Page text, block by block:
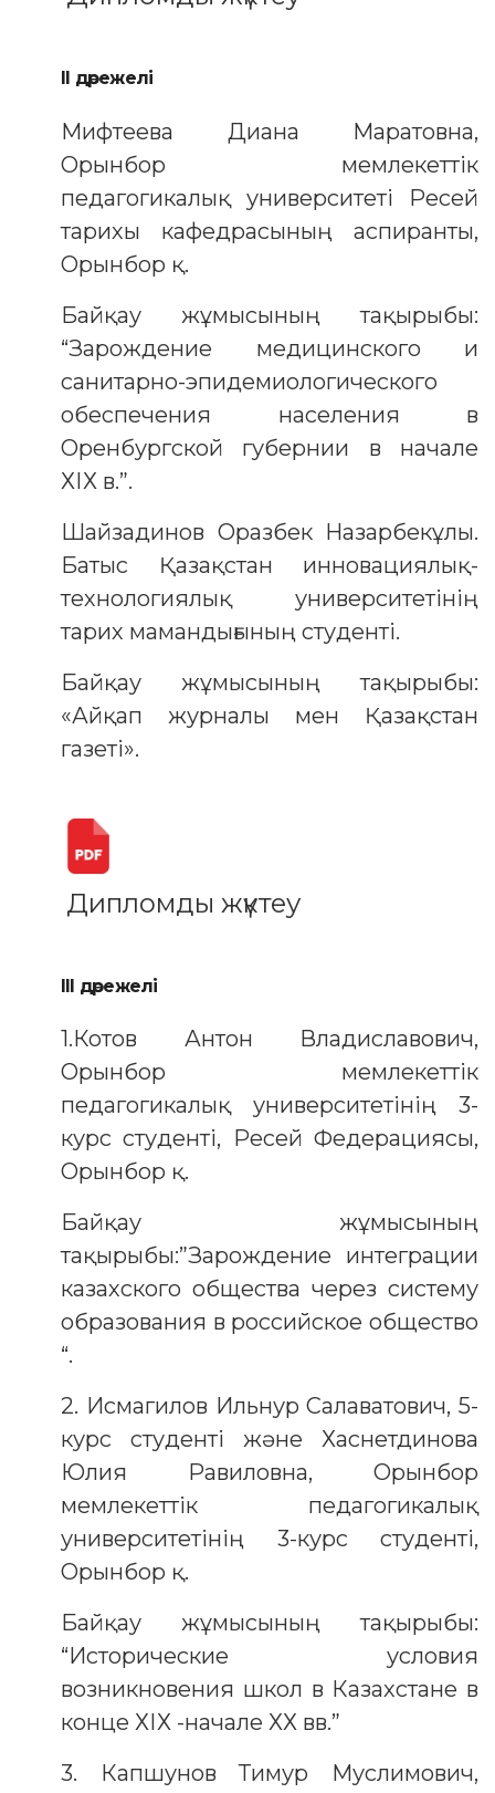
II дәрежелі
Мифтеева Диана Маратовна,
Орынбор мемлекеттік
педагогикалық университеті Ресей
тарихы кафедрасының аспиранты,
Орынбор қ.
Байқау жұмысының тақырыбы:
“Зарождение медицинского и
санитарно-эпидемиологического
обеспечения населения в
Оренбургской губернии в начале
ХІХ в.”.
Шайзадинов Оразбек Назарбекұлы.
Батыс Қазақстан инновациялық-
технологиялық университетінің
тарих мамандығының студенті.
Байқау жұмысының тақырыбы:
«Айқап журналы мен Қазақстан
газеті».
Дипломды жүктеу
III дәрежелі
1.Котов Антон Владиславович,
Орынбор мемлекеттік
педагогикалық университетінің 3-
курс студенті, Ресей Федерациясы,
Орынбор қ.
Байқау жұмысының
тақырыбы:”Зарождение интеграции
казахского общества через систему
образования в российское общество
“.
2. Исмагилов Ильнур Салаватович, 5-
курс студенті және Хаснетдинова
Юлия Равиловна, Орынбор
мемлекеттік педагогикалық
университетінің 3-курс студенті,
Орынбор қ.
Байқау жұмысының тақырыбы:
“Исторические условия
возникновения школ в Казахстане в
конце ХІХ -начале ХХ вв.”
3. Капшунов Тимур Муслимович,